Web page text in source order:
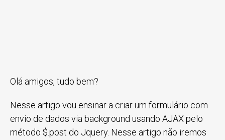
Olá amigos, tudo bem?
Nesse artigo vou ensinar a criar um formulário com
envio de dados via background usando AJAX pelo
método $.post do Jquery. Nesse artigo não iremos